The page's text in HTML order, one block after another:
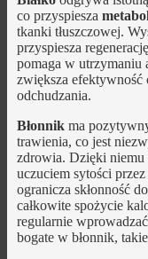
co przyspiesza
tkanki tłuszczowej.
przyspiesza
pomaga w utrzymaniu
zwiększa efektywność
odchudzania.
Błonnikma
trawienia, co jest
zdrowia. Dzięki niemu
uczuciem sytości przez
ogranicza skłonność
całkowite spożycie
regularnie
bogate w błonnik,